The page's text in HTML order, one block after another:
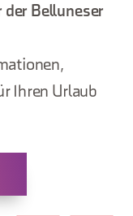
Belluneser
Ihren Urlaub